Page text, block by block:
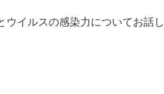
イルスの感染力についてお話し